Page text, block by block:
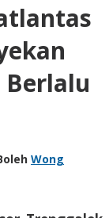
oleh Wong